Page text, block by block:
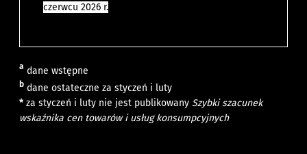
czerwcu 2026 r.
a dane wstępne
b dane ostateczne za styczeń i luty
* za styczeń i luty nie jest publikowany Szybki szacunek
wskaźnika cen towarów i usług konsumpcyjnych